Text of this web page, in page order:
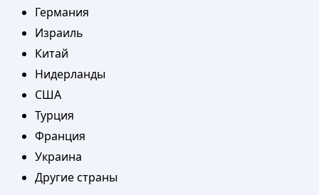
Германия
Израиль
Китай
Нидерланды
США
Турция
Франция
Украина
Другие страны